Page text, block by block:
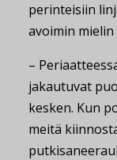
perinteisiin
avoimin
–
jakautuvat
kesken. Kun
meitä